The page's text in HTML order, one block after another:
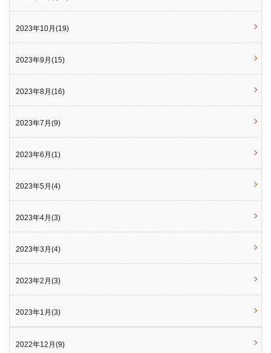
2023年10月(19)
2023年9月(15)
2023年8月(16)
2023年7月(9)
2023年6月(1)
2023年5月(4)
2023年4月(3)
2023年3月(4)
2023年2月(3)
2023年1月(3)
2022年12月(9)